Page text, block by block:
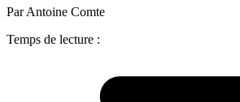
Par Antoine Comte
Temps de lecture :